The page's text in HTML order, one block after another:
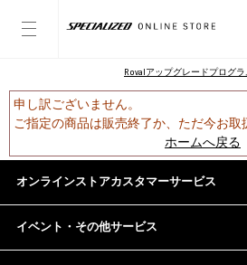
Rovalアップグレードプログ
申し訳ございません。
ご指定の商品は販売終了か、ただ今お取
ホームへ戻る
オンラインストアカスタマーサービス
イベント・その他サービス